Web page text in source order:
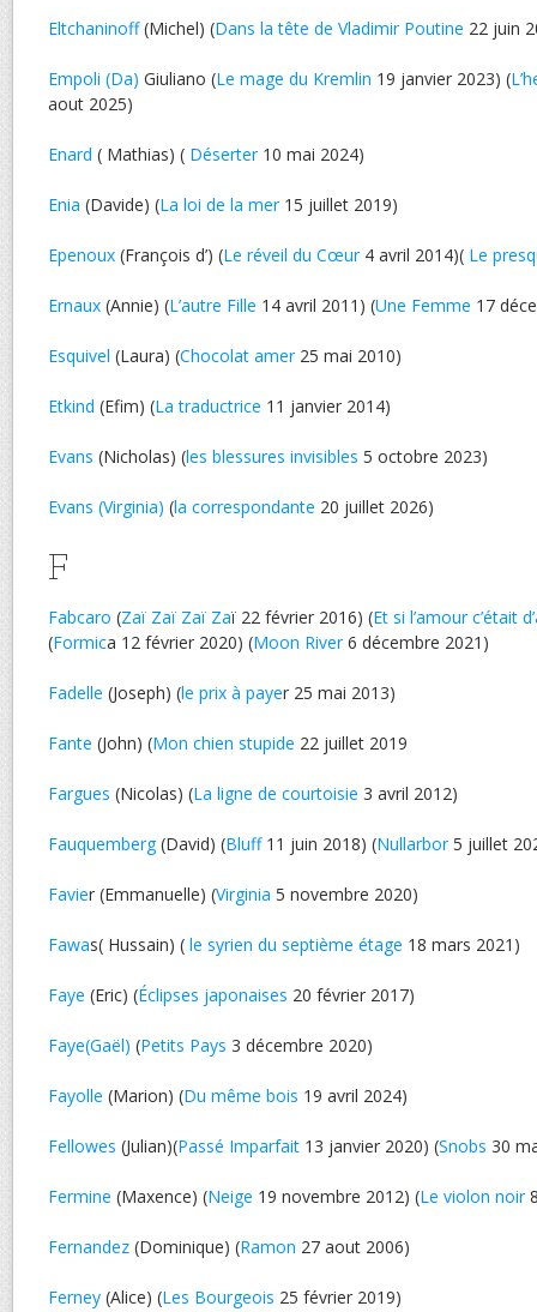
Eltchaninoff(Michel) (Dans la tête de Vladimir Poutine 22 juin
Empoli (Da) Giuliano (Le mage du Kremlin 19 janvier 2023) (
aout 2025)
Enard ( Mathias) ( Déserter10 mai 2024)
Enia (Davide) (La loi de la mer15 juillet 2019)
Epenoux (François d’) (Le réveil du Cœur4 avril 2014)( Le
Ernaux (Annie) (L’autre Fille 14 avril 2011) (Une Femme 17
Esquivel (Laura) (Chocolat amer25 mai 2010)
Etkind (Efim) (La traductrice 11 janvier 2014)
Evans (Nicholas) (les blessures invisibles 5 octobre 2023)
Evans (Virginia) (la correspondante 20 juillet 2026)
F
Fabcaro (Zaï Zaï Zaï Zaï 22 février 2016) (Et si l’amour c’était
(Formica 12 février 2020) (Moon River6 décembre 2021)
Fadelle (Joseph) (le prix à payer 25 mai 2013)
Fante (John) (Mon chien stupide 22 juillet 2019
Fargues (Nicolas) (La ligne de courtoisie 3 avril 2012)
Fauquemberg(David) (Bluff11 juin 2018) (Nullarbor5 juillet
Favier (Emmanuelle) (Virginia 5 novembre 2020)
Fawas( Hussain) ( le syrien du septième étage 18 mars 2021)
Faye (Eric) (Éclipses japonaises 20 février 2017)
Faye(Gaël) (Petits Pays 3 décembre 2020)
Fayolle (Marion) (Du même bois 19 avril 2024)
Fellowes (Julian)(Passé Imparfait 13 janvier 2020) (Snobs 30
Fermine (Maxence) (Neige 19 novembre 2012) (Le violon noir
Fernandez (Dominique) (Ramon 27 aout 2006)
Ferney (Alice) (Les Bourgeois 25 février 2019)